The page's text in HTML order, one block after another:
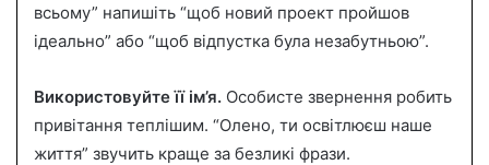
всьому” напишіть “щоб новий проект пройшов
ідеально” або “щоб відпустка була незабутньою”.
Використовуйте її ім’я. Особисте звернення робить
привітання теплішим. “Олено, ти освітлюєш наше
життя” звучить краще за безликі фрази.